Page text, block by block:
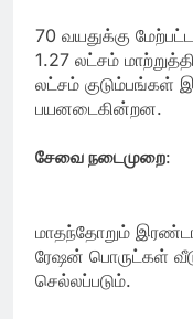
70 வயதுக்கு
1.27 லட்சம்
லட்சம் குடும்பங்கள்
பயனடைகின்றன.
சேவை நடைமுறை:
மாதந்தோறும்
ரேஷன் பொருட்கள்